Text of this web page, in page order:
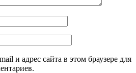
и адрес сайта в этом браузере для